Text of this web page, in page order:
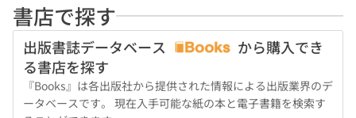
書店で探す
出版書誌データベース
から購入でき
る書店を探す
『Books』は各出版社から提供された情報による出版業界のデ
ータベースです。 現在入手可能な紙の本と電子書籍を検索す